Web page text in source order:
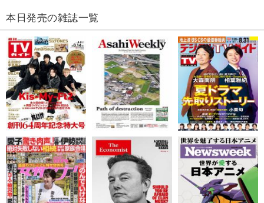
本日発売の雑誌一覧